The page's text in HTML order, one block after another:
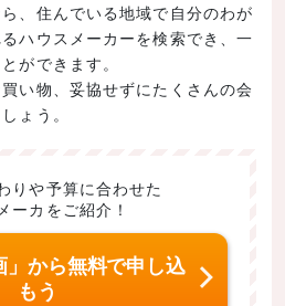
、住んでいる地域で自分のわが
ハウスメーカーを検索でき、一
ができます。
い物、妥協せずにたくさんの会
ょう。
りや予算に合わせた
ーカをご紹介！
」から無料で申し込
もう